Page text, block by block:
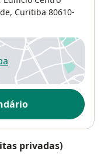
, Curitiba 80610-
novo separador
privadas)